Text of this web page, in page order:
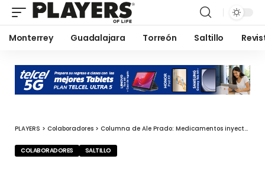
Monterrey Guadalajara Torreón Saltillo
PLAYERS > Colaboradores > Columna de Ale Prado: Medicamentos inyectables, ¿debería usarlos?
COLABORADORES SALTILLO